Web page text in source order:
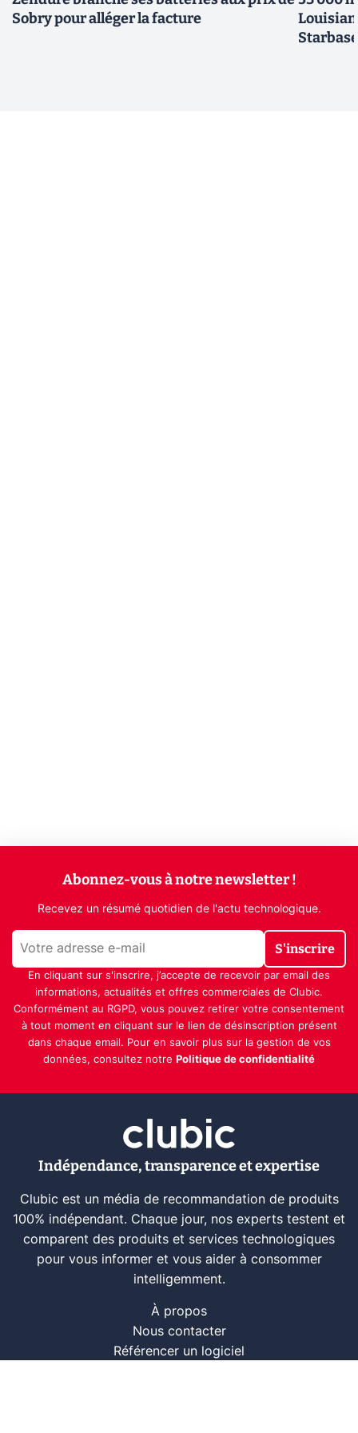
Sobry pour alléger la facture
Abonnez-vous à notre newsletter !
Recevez un résumé quotidien de l'actu technologique.
S'inscrire
En cliquant sur s'inscrire, j’accepte de recevoir par email des
informations, actualités et offres commerciales de Clubic.
Conformément au RGPD, vous pouvez retirer votre consentement
à tout moment en cliquant sur le lien de désinscription présent
dans chaque email. Pour en savoir plus sur la gestion de vos
données, consultez notre Politique de confidentialité
Indépendance, transparence et expertise
Clubic est un média de recommandation de produits
100% indépendant. Chaque jour, nos experts testent et
comparent des produits et services technologiques
pour vous informer et vous aider à consommer
intelligemment.
À propos
Nous contacter
Référencer un logiciel